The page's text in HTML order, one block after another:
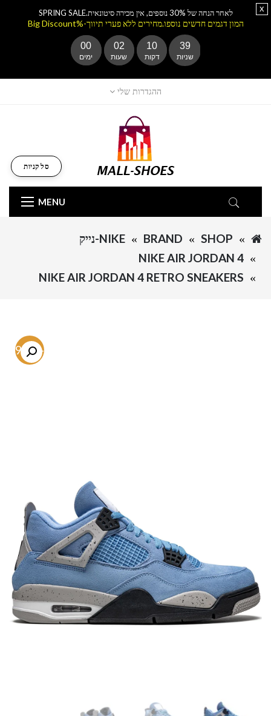
ההגדרות שלי
MENU
סל קניות
SHOP
BRAND
NIKE-נייק
NIKE AIR JORDAN 4
NIKE AIR JORDAN 4 RETRO SNEAKERS
-59.3%
לאחר הנחה של 30% נוספים, אין מכירה סיטונאית.SPRING SALE
המון דגמים חדשים נוספו.מחירים ללא פערי תיווך-%Big Discount
00
ימים
02
שעות
10
דקות
39
שניות
x